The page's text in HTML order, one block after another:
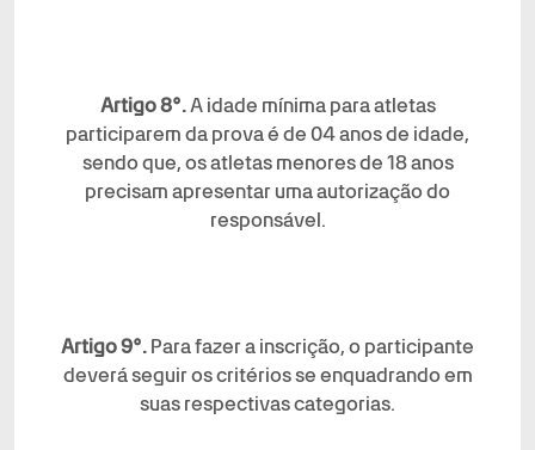
Artigo 8°.A idade mínima para atletas
participarem da prova é de 04 anos de idade,
sendo que, os atletas menores de 18 anos
precisam apresentar uma autorização do
responsável.
Artigo 9°. Para fazer a inscrição, o participante
deverá seguir os critérios se enquadrando em
suas respectivas categorias.